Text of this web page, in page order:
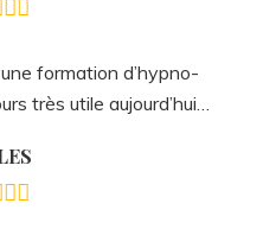
de mes clients et les
de cette qualité !
avec passion et
et l’envie de revenir